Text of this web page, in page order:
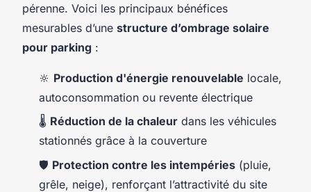
pérenne. Voici les principaux bénéfices
mesurables d’une structure d’ombrage solaire
pour parking :
🔆 Production d'énergie renouvelable locale,
autoconsommation ou revente électrique
🌡️ Réduction de la chaleur dans les véhicules
stationnés grâce à la couverture
🛡️ Protection contre les intempéries (pluie,
grêle, neige), renforçant l’attractivité du site